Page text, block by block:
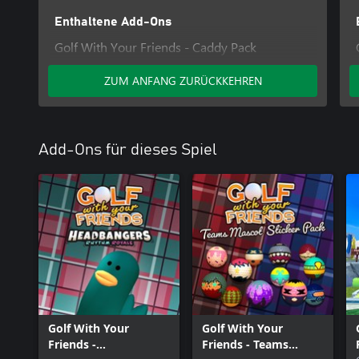
Enthaltene Add-Ons
Golf With Your Friends - Caddy Pack
Golf With Your Friends - Bouncy Castle
ZUM ANFANG ZURÜCKKEHREN
Add-Ons für dieses Spiel
Golf With Your
Friends -
Golf With Your
Friends - Teams